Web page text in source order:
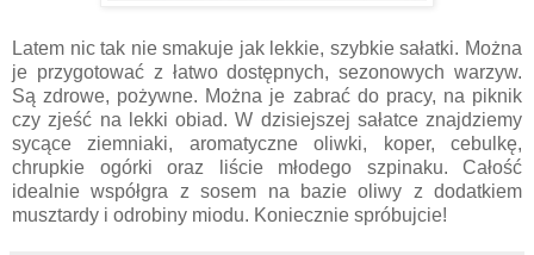
Latem nic tak nie smakuje jak lekkie, szybkie sałatki. Można
je przygotować z łatwo dostępnych, sezonowych warzyw.
Są zdrowe, pożywne. Można je zabrać do pracy, na piknik
czy zjeść na lekki obiad. W dzisiejszej sałatce znajdziemy
sycące ziemniaki, aromatyczne oliwki, koper, cebulkę,
chrupkie ogórki oraz liście młodego szpinaku. Całość
idealnie współgra z sosem na bazie oliwy z dodatkiem
musztardy i odrobiny miodu. Koniecznie spróbujcie!